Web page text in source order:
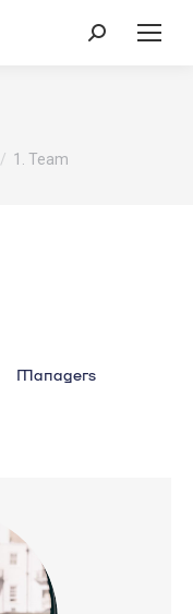
Buscar:
1. Team
Managers